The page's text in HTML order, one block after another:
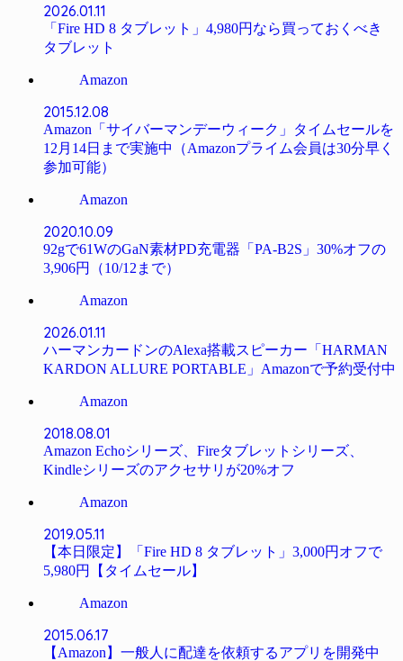
2026.01.11
「Fire HD 8 タブレット」4,980円なら買っておくべき
タブレット
Amazon
2015.12.08
Amazon「サイバーマンデーウィーク」タイムセールを
12月14日まで実施中（Amazonプライム会員は30分早く
参加可能）
Amazon
2020.10.09
92gで61WのGaN素材PD充電器「PA-B2S」30%オフの
3,906円（10/12まで）
Amazon
2026.01.11
ハーマンカードンのAlexa搭載スピーカー「HARMAN
KARDON ALLURE PORTABLE」Amazonで予約受付中
Amazon
2018.08.01
Amazon Echoシリーズ、Fireタブレットシリーズ、
Kindleシリーズのアクセサリが20%オフ
Amazon
2019.05.11
【本日限定】「Fire HD 8 タブレット」3,000円オフで
5,980円【タイムセール】
Amazon
2015.06.17
【Amazon】一般人に配達を依頼するアプリを開発中